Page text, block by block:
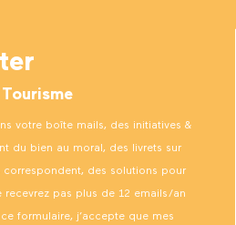
votre boîte mails, des initiatives &
du bien au moral, des livrets sur
correspondent, des solutions pour
recevrez pas plus de 12 emails/an
formulaire, j’accepte que mes